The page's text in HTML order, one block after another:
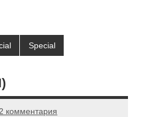
Special
комментария